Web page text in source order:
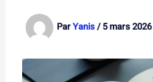
ParYanis/5 mars 2026